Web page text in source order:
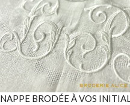
NAPPE BRODÉE À VOS